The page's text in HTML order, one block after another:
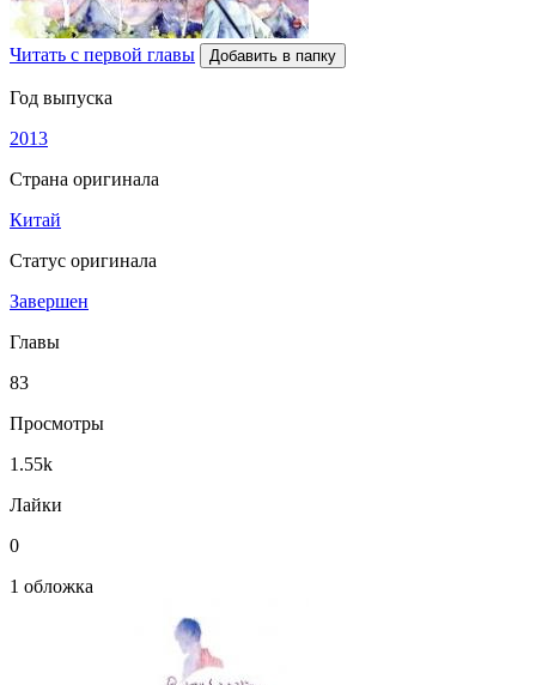
Читать с первой главы Добавить в папку
Год выпуска
2013
Страна оригинала
Китай
Статус оригинала
Завершен
Главы
83
Просмотры
1.55k
Лайки
0
1 обложка